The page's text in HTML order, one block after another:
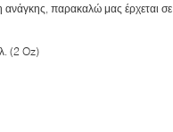
ανάγκης, παρακαλώ μας έρχεται σε
(2 Oz)